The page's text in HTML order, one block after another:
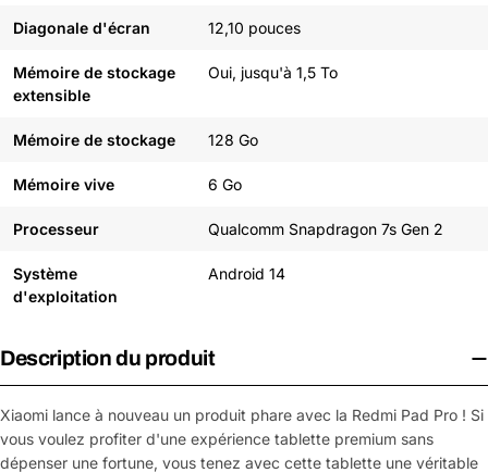
Diagonale d'écran 12,10 pouces
Mémoire de stockage
extensible
Oui, jusqu'à 1,5 To
Mémoire de stockage 128 Go
Mémoire vive 6 Go
Processeur Qualcomm Snapdragon 7s Gen 2
Système
d'exploitation
Android 14
Description du produit
Xiaomi lance à nouveau un produit phare avec la Redmi Pad Pro ! Si
vous voulez profiter d'une expérience tablette premium sans
dépenser une fortune, vous tenez avec cette tablette une véritable